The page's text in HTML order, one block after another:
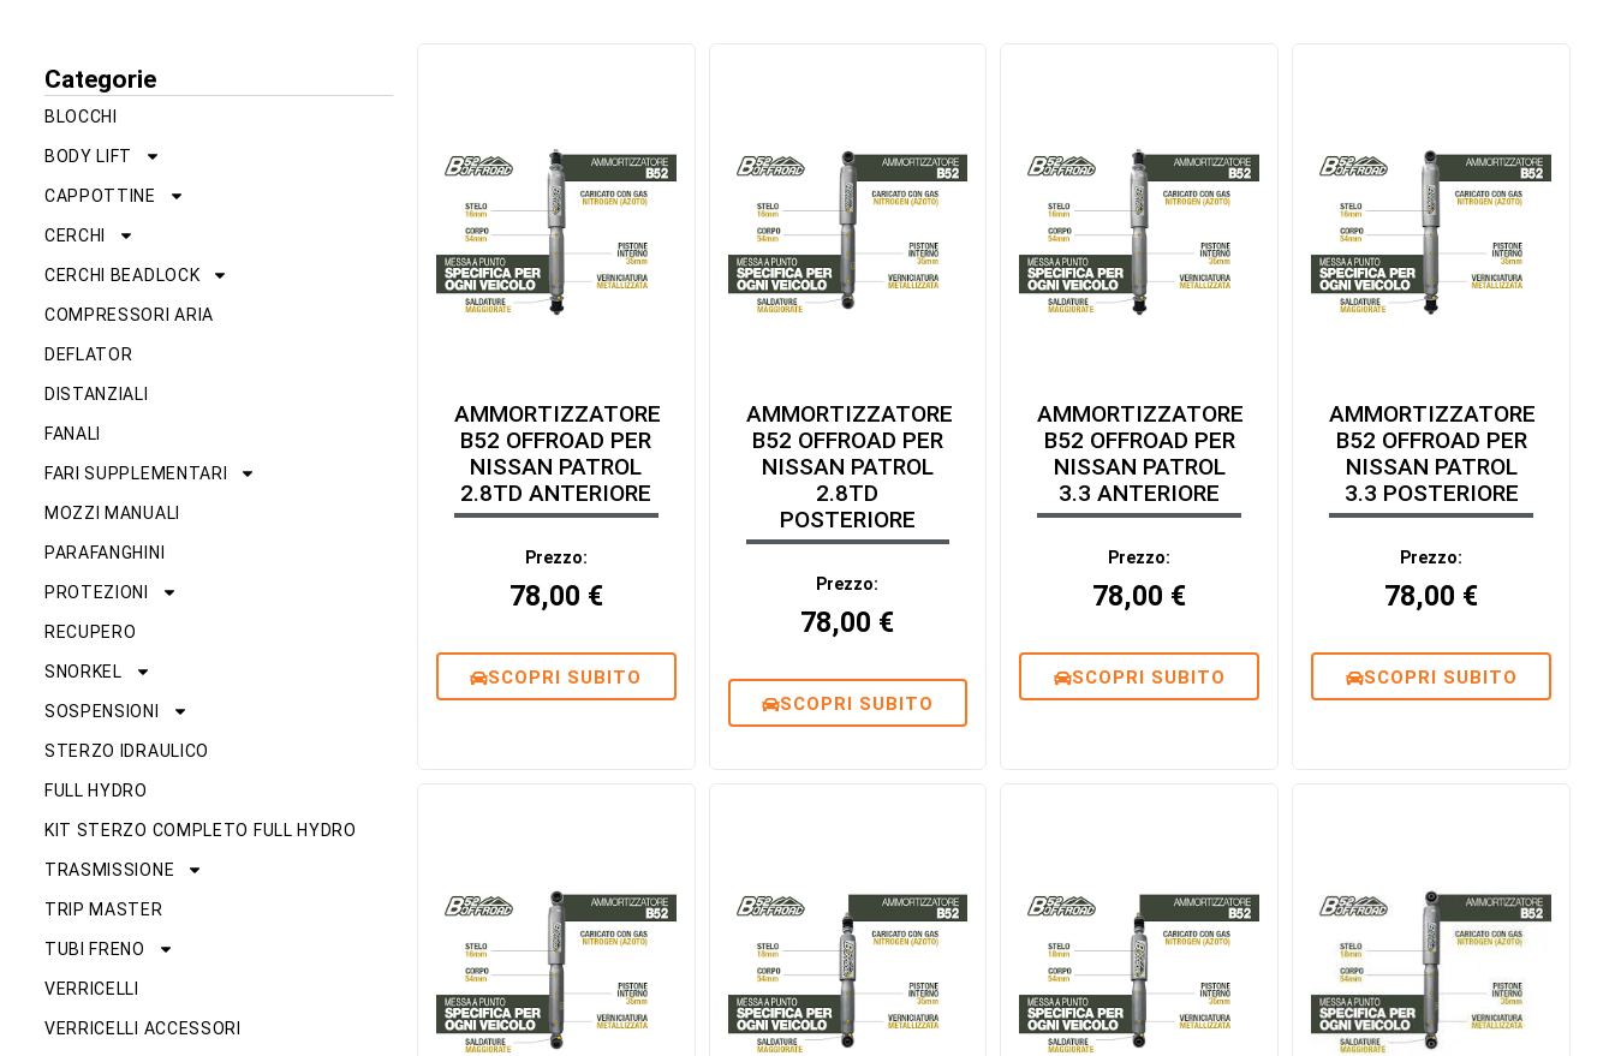
Categorie
BLOCCHI
BODY LIFT
CAPPOTTINE
CERCHI
CERCHI BEADLOCK
COMPRESSORI ARIA
DEFLATOR
DISTANZIALI
FANALI
FARI SUPPLEMENTARI
MOZZI MANUALI
PARAFANGHINI
PROTEZIONI
RECUPERO
SNORKEL
SOSPENSIONI
STERZO IDRAULICO
FULL HYDRO
KIT STERZO COMPLETO FULL HYDRO
TRASMISSIONE
TRIP MASTER
TUBI FRENO
VERRICELLI
VERRICELLI ACCESSORI
AMMORTIZZATORE
B52 OFFROAD PER
NISSAN PATROL
2.8TD ANTERIORE
Prezzo:
78,00 €
SCOPRI SUBITO
AMMORTIZZATORE
B52 OFFROAD PER
NISSAN PATROL
2.8TD
POSTERIORE
Prezzo:
78,00 €
SCOPRI SUBITO
AMMORTIZZATORE
B52 OFFROAD PER
NISSAN PATROL
3.3 ANTERIORE
Prezzo:
78,00 €
SCOPRI SUBITO
AMMORTIZZATORE
B52 OFFROAD PER
NISSAN PATROL
3.3 POSTERIORE
Prezzo:
78,00 €
SCOPRI SUBITO